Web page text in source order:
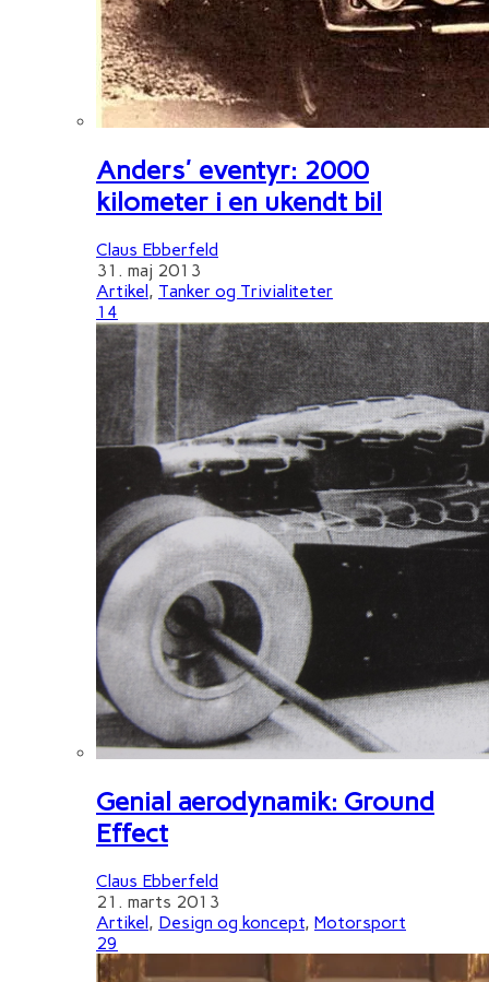
Anders' eventyr: 2000
kilometer i en ukendt bil
Claus Ebberfeld
31. maj 2013
Artikel , Tanker og Trivialiteter
14
Genial aerodynamik: Ground
Effect
Claus Ebberfeld
21. marts 2013
Artikel, Design og koncept, Motorsport
29